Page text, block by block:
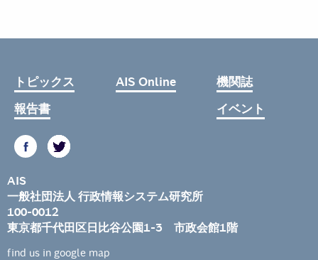
トピックス AIS Online
機関誌
報告書
イベント
AIS
一般社団法人 行政情報システム研究所
100-0012
東京都千代田区日比谷公園1-3 市政会館1階
find us in google map